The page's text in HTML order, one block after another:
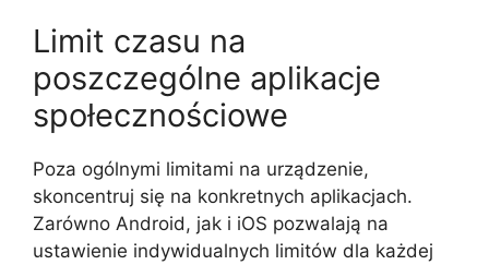
Limit czasu na
poszczególne aplikacje
społecznościowe
Poza ogólnymi limitami na urządzenie,
skoncentruj się na konkretnych aplikacjach.
Zarówno Android, jak i iOS pozwalają na
ustawienie indywidualnych limitów dla każdej